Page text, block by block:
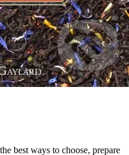
best ways to choose, prepare